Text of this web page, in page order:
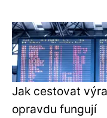
Jak cestovat
opravdu fungují